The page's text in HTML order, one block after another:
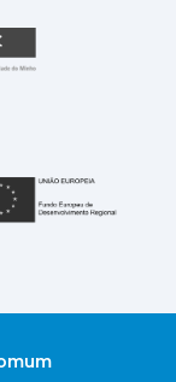
para a
Portuguesa